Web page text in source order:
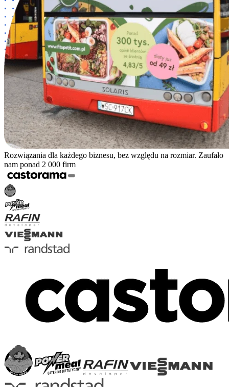
Rozwiązania dla każdego biznesu, bez względu na rozmiar. Zaufało
nam ponad 2 000 firm